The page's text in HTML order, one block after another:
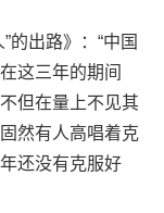
出路》：“中国
这三年的期间
但在量上不见其
然有人高唱着克
还没有克服好